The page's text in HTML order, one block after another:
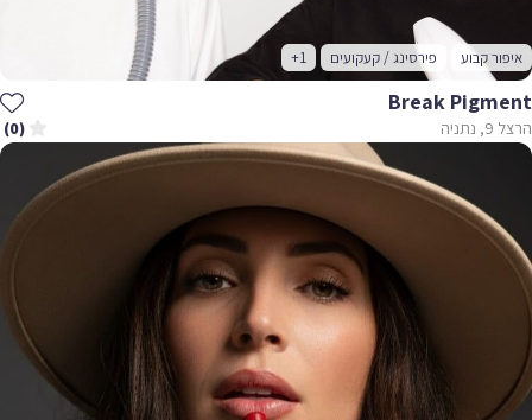
איפור קבוע פירסינג / קעקועים +1
Break Pigment
הרצל 9, נתניה (0)